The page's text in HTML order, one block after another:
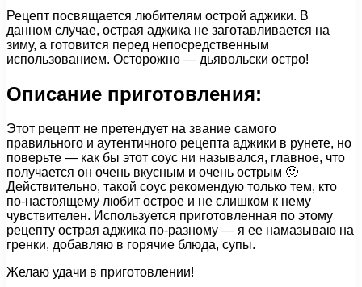
Рецепт посвящается любителям острой аджики. В
данном случае, острая аджика не заготавливается на
зиму, а готовится перед непосредственным
использованием. Осторожно — дьявольски остро!
Описание приготовления:
Этот рецепт не претендует на звание самого
правильного и аутентичного рецепта аджики в рунете, но
поверьте — как бы этот соус ни назывался, главное, что
получается он очень вкусным и очень острым 🙂
Действительно, такой соус рекомендую только тем, кто
по-настоящему любит острое и не слишком к нему
чувствителен. Используется приготовленная по этому
рецепту острая аджика по-разному — я ее намазываю на
гренки, добавляю в горячие блюда, супы.
Желаю удачи в приготовлении!